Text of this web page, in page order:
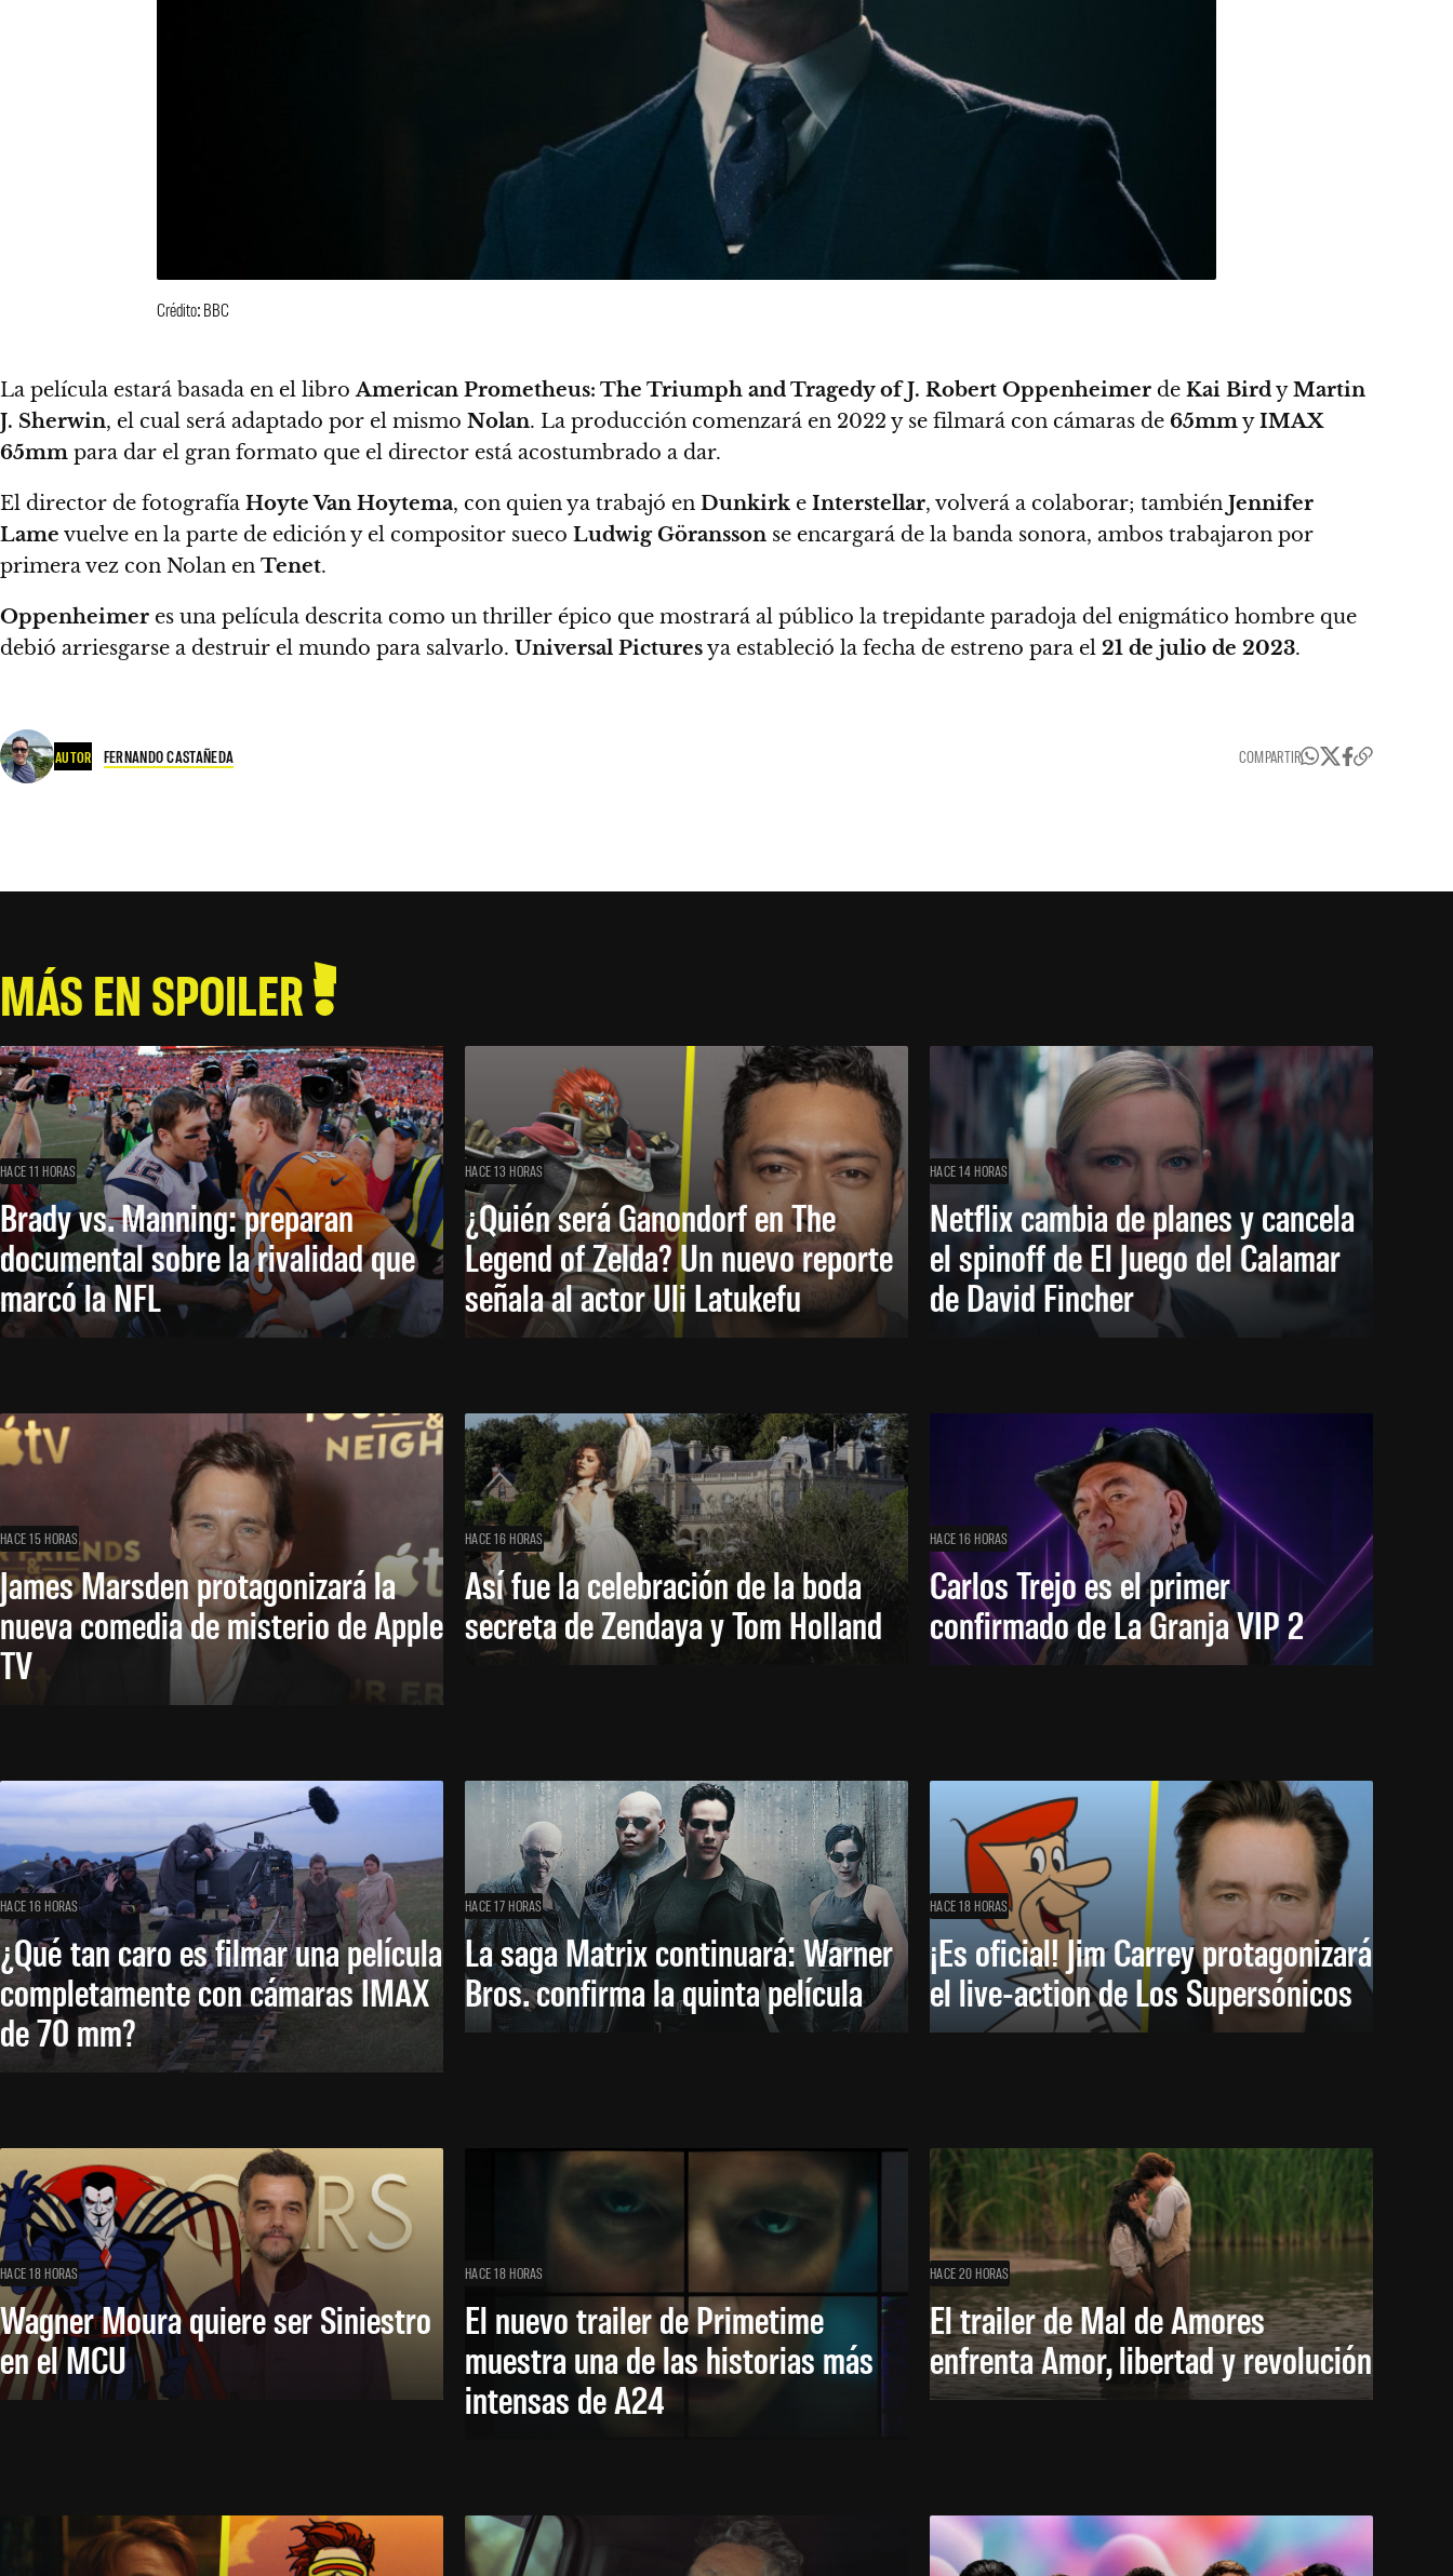
Crédito: BBC
La película estará basada en el libroAmerican Prometheus: The Triumph and Tragedy of J. Robert Oppenheimer de Kai BirdyMartin
J. Sherwin, el cual será adaptado por el mismo Nolan. La producción comenzará en 2022 y se filmará con cámaras de 65mmyIMAX
65mm para dar el gran formato que el director está acostumbrado a dar.
El director de fotografía Hoyte Van Hoytema, con quien ya trabajó en Dunkirk e Interstellar, volverá a colaborar; también Jennifer
Lame vuelve en la parte de edición y el compositor sueco Ludwig Göransson se encargará de la banda sonora, ambos trabajaron por
primera vez con Nolan en Tenet.
Oppenheimer es una película descrita como un thriller épico que mostrará al público la trepidante paradoja del enigmático hombre que
debió arriesgarse a destruir el mundo para salvarlo. Universal Picturesya estableció la fecha de estreno para el 21 de julio de 2023.
AUTOR FERNANDO CASTAÑEDA COMPARTIR
MÁS EN SPOILER
HACE 11 HORAS
Brady vs. Manning: preparan
documental sobre la rivalidad que
marcó la NFL
HACE 13 HORAS
¿Quién será Ganondorf en The
Legend of Zelda? Un nuevo reporte
señala al actor Uli Latukefu
HACE 14 HORAS
Netflix cambia de planes y cancela
el spinoff de El Juego del Calamar
de David Fincher
HACE 15 HORAS
James Marsden protagonizará la
nueva comedia de misterio de Apple
TV
HACE 16 HORAS
Así fue la celebración de la boda
secreta de Zendaya y Tom Holland
HACE 16 HORAS
Carlos Trejo es el primer
confirmado de La Granja VIP 2
HACE 16 HORAS
¿Qué tan caro es filmar una película
completamente con cámaras IMAX
de 70 mm?
HACE 17 HORAS
La saga Matrix continuará: Warner
Bros. confirma la quinta película
HACE 18 HORAS
¡Es oficial! Jim Carrey protagonizará
el live-action de Los Supersónicos
HACE 18 HORAS
Wagner Moura quiere ser Siniestro
en el MCU
HACE 18 HORAS
El nuevo trailer de Primetime
muestra una de las historias más
intensas de A24
HACE 20 HORAS
El trailer de Mal de Amores
enfrenta Amor, libertad y revolución